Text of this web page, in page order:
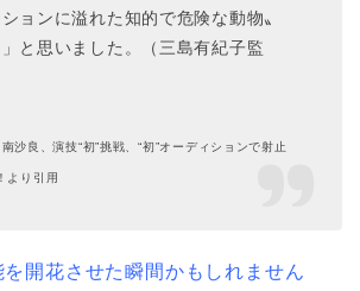
ションに溢れた知的で危険な動物〟
と思いました。（三島有紀子監
沙良、演技“初”挑戦、“初”オーディションで射止
より引用
開花させた瞬間かもしれません